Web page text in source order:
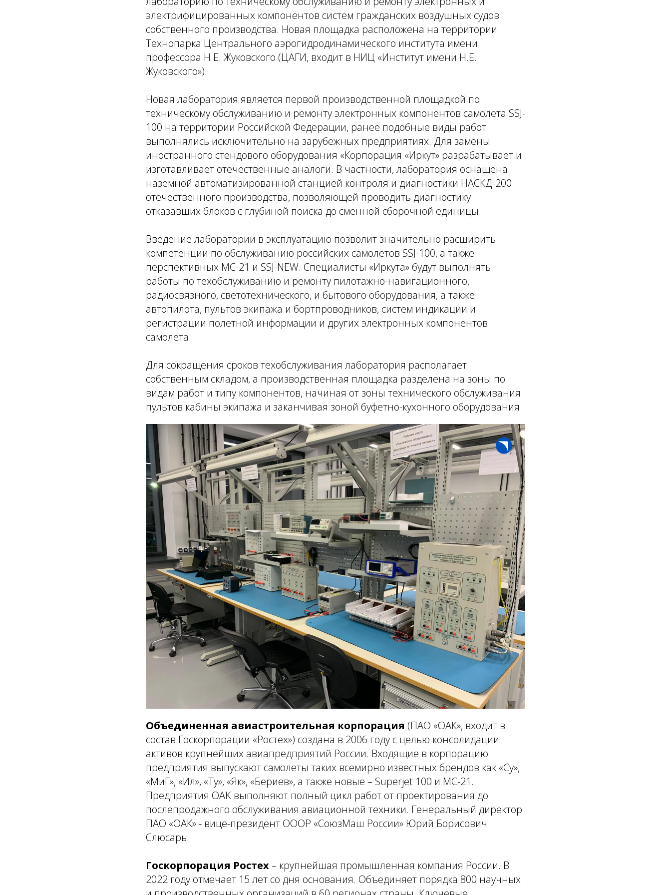
электрифицированных компонентов систем гражданских воздушных судов
собственного производства. Новая площадка расположена на территории
Технопарка Центрального аэрогидродинамического института имени
профессора Н.Е. Жуковского (ЦАГИ, входит в НИЦ «Институт имени Н.Е.
Жуковского»).
Новая лаборатория является первой производственной площадкой по
техническому обслуживанию и ремонту электронных компонентов самолета SSJ-
100 на территории Российской Федерации, ранее подобные виды работ
выполнялись исключительно на зарубежных предприятиях. Для замены
иностранного стендового оборудования «Корпорация «Иркут» разрабатывает и
изготавливает отечественные аналоги. В частности, лаборатория оснащена
наземной автоматизированной станцией контроля и диагностики НАСКД-200
отечественного производства, позволяющей проводить диагностику
отказавших блоков с глубиной поиска до сменной сборочной единицы.
Введение лаборатории в эксплуатацию позволит значительно расширить
компетенции по обслуживанию российских самолетов SSJ-100, а также
перспективных MC-21 и SSJ-NEW. Специалисты «Иркута» будут выполнять
работы по техобслуживанию и ремонту пилотажно-навигационного,
радиосвязного, светотехнического, и бытового оборудования, а также
автопилота, пультов экипажа и бортпроводников, систем индикации и
регистрации полетной информации и других электронных компонентов
самолета.
Для сокращения сроков техобслуживания лаборатория располагает
собственным складом, а производственная площадка разделена на зоны по
видам работ и типу компонентов, начиная от зоны технического обслуживания
пультов кабины экипажа и заканчивая зоной буфетно-кухонного оборудования.
Объединенная авиастроительная корпорация (ПАО «ОАК», входит в
состав Госкорпорации «Ростех») создана в 2006 году с целью консолидации
активов крупнейших авиапредприятий России. Входящие в корпорацию
предприятия выпускают самолеты таких всемирно известных брендов как «Су»,
«МиГ», «Ил», «Ту», «Як», «Бериев», а также новые – Superjet 100 и МС-21.
Предприятия OAK выполняют полный цикл работ от проектирования до
послепродажного обслуживания авиационной техники. Генеральный директор
ПАО «ОАК» - вице-президент ОООР «СоюзМаш России» Юрий Борисович
Слюсарь.
Госкорпорация Ростех– крупнейшая промышленная компания России. В
2022 году отмечает 15 лет со дня основания. Объединяет порядка 800 научных